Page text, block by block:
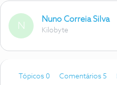
N
Nuno Correia Silva
Kilobyte
Tópicos 0 Comentários 5